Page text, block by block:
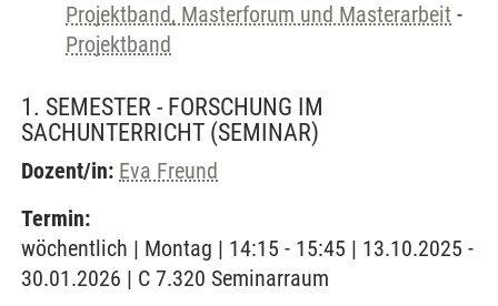
Projektband, Masterforum und Masterarbeit -
Projektband
1. SEMESTER - FORSCHUNG IM
SACHUNTERRICHT (SEMINAR)
Dozent/in: Eva Freund
Termin:
wöchentlich | Montag | 14:15 - 15:45 | 13.10.2025 -
30.01.2026 | C 7.320 Seminarraum